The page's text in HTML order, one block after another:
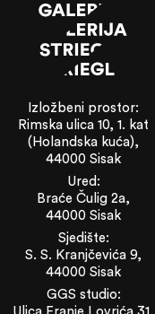
Izložbeni prostor:
Rimska ulica 10, 1. kat
(Holandska kuća),
44000 Sisak
Ured:
Braće Čulig 2a,
44000 Sisak
Sjedište:
S. S. Kranjčevića 9,
44000 Sisak
GGS studio: